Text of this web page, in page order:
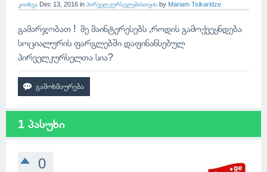
კითხვა Dec 13, 2016 in პირველკურსელებისთვის by Mariam Tsikaridze
გამარჯობათ ! მე მაინტერესებს ,როდის გამოქვეყნდება
სოციალურის ფარგლებში დაფინანსებულ
პირველკურსელთა სია?
1 პასუხი
0